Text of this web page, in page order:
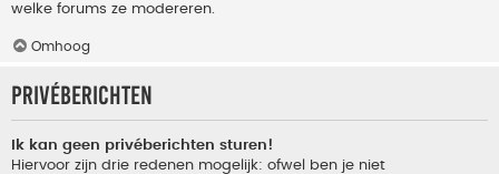
welke forums ze modereren.
Omhoog
Privéberichten
Ik kan geen privéberichten sturen!
Hiervoor zijn drie redenen mogelijk: ofwel ben je niet